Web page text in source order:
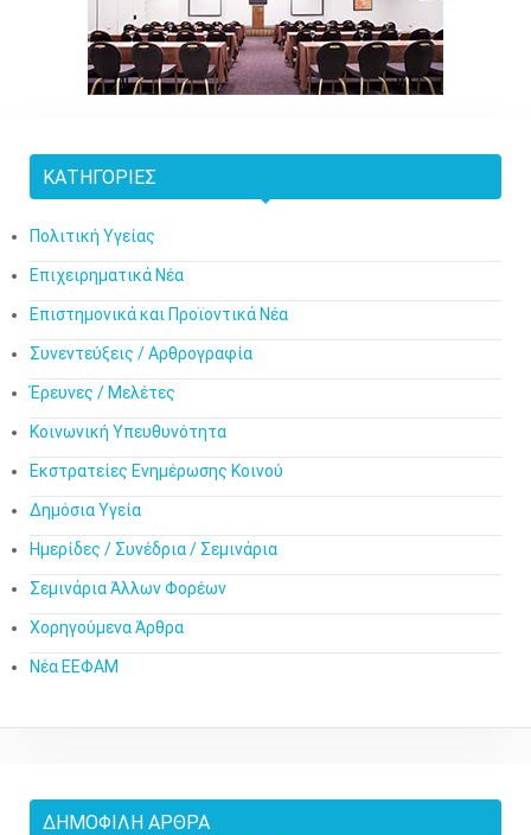
ΚΑΤΗΓΟΡΊΕΣ
Πολιτική Υγείας
Επιχειρηματικά Νέα
Επιστημονικά και Προϊοντικά Νέα
Συνεντεύξεις / Αρθρογραφία
Έρευνες / Μελέτες
Κοινωνική Υπευθυνότητα
Εκστρατείες Ενημέρωσης Κοινού
Δημόσια Υγεία
Ημερίδες / Συνέδρια / Σεμινάρια
Σεμινάρια Άλλων Φορέων
Χορηγούμενα Άρθρα
Νέα ΕΕΦΑΜ
ΔΗΜΟΦΙΛΉ ΆΡΘΡΑ